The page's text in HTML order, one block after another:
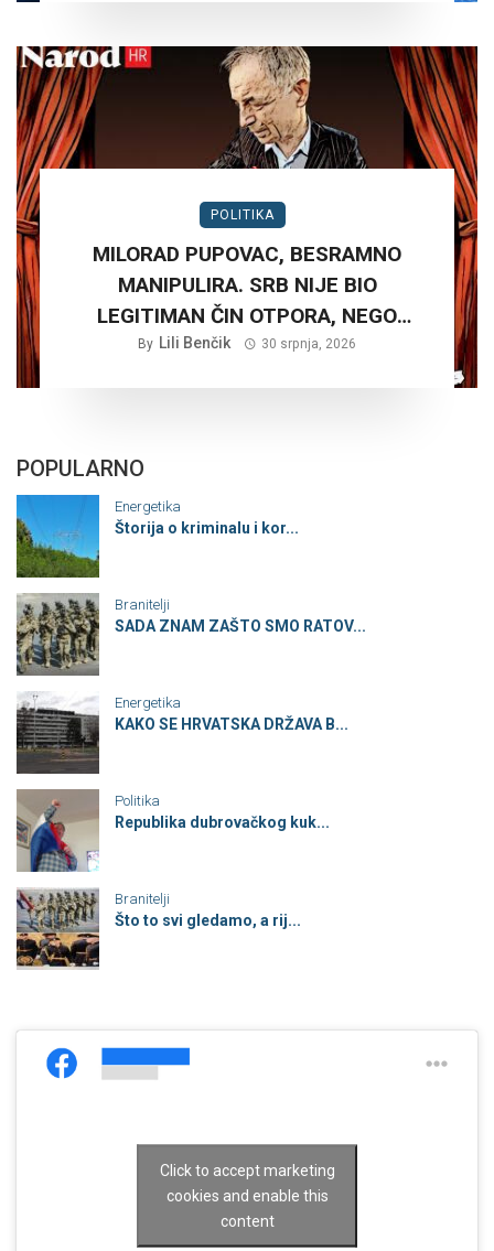
POLITIKA
MILORAD PUPOVAC, BESRAMNO
MANIPULIRA. SRB NIJE BIO
LEGITIMAN ČIN OTPORA, NEGO
PLANSKA ČETNIČKA AGRESIJA SA
By Lili Benčik 30 srpnja, 2026
POPULARNO
Energetika
Štorija o kriminalu i kor...
Branitelji
SADA ZNAM ZAŠTO SMO RATOV...
Energetika
KAKO SE HRVATSKA DRŽAVA B...
Politika
Republika dubrovačkog kuk...
Branitelji
Što to svi gledamo, a rij...
Click to accept marketing
cookies and enable this
content